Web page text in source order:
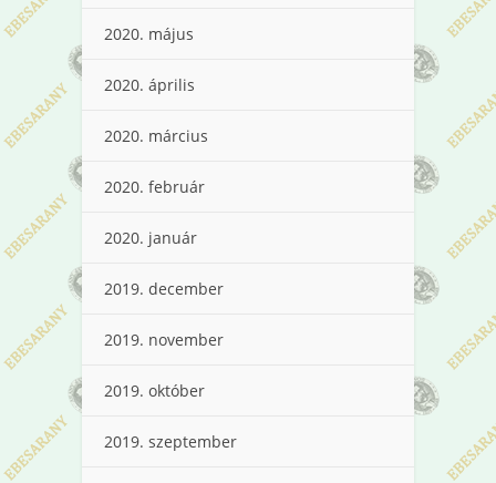
2020. május
2020. április
2020. március
2020. február
2020. január
2019. december
2019. november
2019. október
2019. szeptember